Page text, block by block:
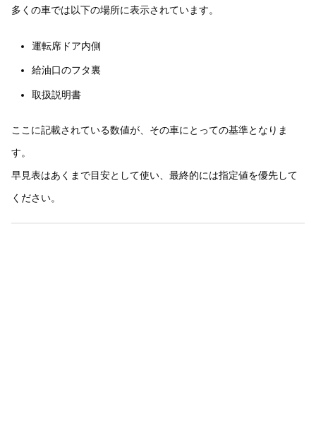
多くの車では以下の場所に表示されています。
運転席ドア内側
給油口のフタ裏
取扱説明書
ここに記載されている数値が、その車にとっての基準となりま
す。
早見表はあくまで目安として使い、最終的には指定値を優先して
ください。